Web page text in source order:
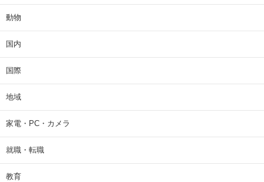
動物
国内
国際
地域
家電・PC・カメラ
就職・転職
教育